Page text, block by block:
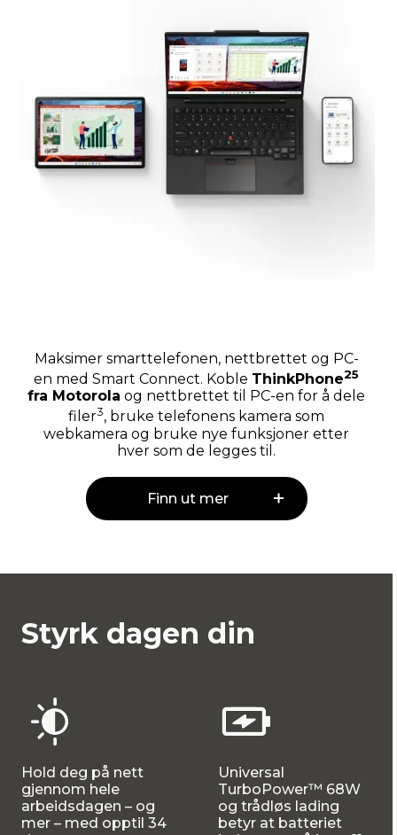
Maksimer smarttelefonen, nettbrettet og PC-
en med Smart Connect. Koble ThinkPhone25
fra Motorola og nettbrettet til PC-en for å dele
filer3, bruke telefonens kamera som
webkamera og bruke nye funksjoner etter
hver som de legges til.
Finn ut mer
Styrk dagen din
Hold deg på nett
gjennom hele
arbeidsdagen – og
mer – med opptil 34
Universal
TurboPower™ 68W
og trådløs lading
betyr at batteriet